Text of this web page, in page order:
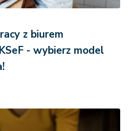
z biurem
- wybierz model